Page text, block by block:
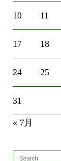
10 11
17 18
24 25
31
« 7月